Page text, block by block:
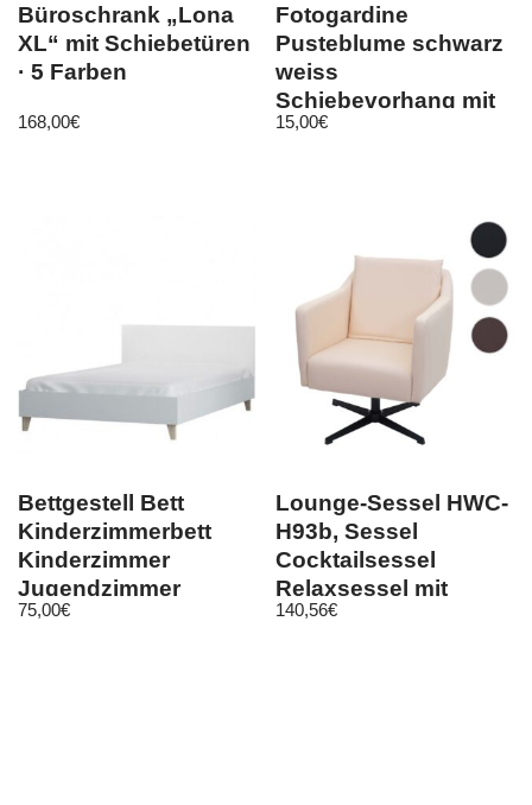
Büroschrank „Lona
XL“ mit Schiebetüren
· 5 Farben
168,00€
Fotogardine
Pusteblume schwarz
weiss
Schiebevorhang mit
Foto Schiebegardine
15,00€
Bettgestell Bett
Kinderzimmerbett
Kinderzimmer
Jugendzimmer
Modern 36 FIGO
75,00€
Lounge-Sessel HWC-
H93b, Sessel
Cocktailsessel
Relaxsessel mit
Fußkreuz, drehbar
140,56€